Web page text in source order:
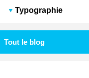
Typographie
Tout le blog